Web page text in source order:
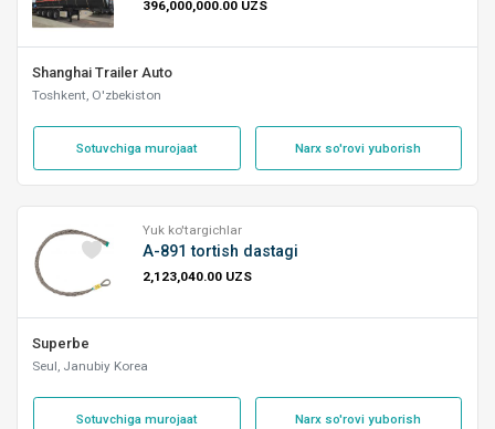
396,000,000.00 UZS
Shanghai Trailer Auto
Toshkent, O'zbekiston
Sotuvchiga murojaat Narx so'rovi yuborish
Yuk ko'targichlar
A-891 tortish dastagi
2,123,040.00 UZS
Superbe
Seul, Janubiy Korea
Sotuvchiga murojaat Narx so'rovi yuborish